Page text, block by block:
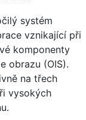
systém
vznikající při
komponenty
obrazu (OIS).
na třech
vysokých